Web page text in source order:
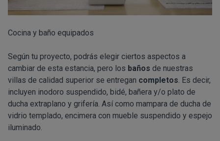
Cocina y baño equipados
Según tu proyecto, podrás elegir ciertos aspectos a
cambiar de esta estancia, pero los baños de nuestras
villas de calidad superior se entregan completos. Es decir,
incluyen inodoro suspendido, bidé, bañera y/o plato de
ducha extraplano y grifería. Así como mampara de ducha de
vidrio templado, encimera con mueble suspendido y espejo
iluminado.